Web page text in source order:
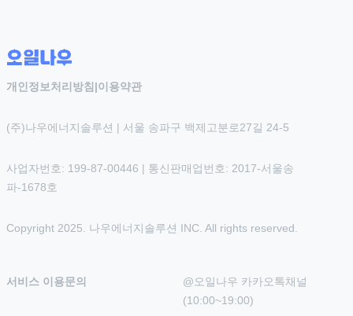
개인정보처리방침 |이용약관
(주)나우에너지솔루션 | 서울 송파구 백제고분로27길 24-5
사업자번호: 199-87-00446 | 통신판매업번호: 2017-서울송
파-1678호
Copyright 2025. 나우에너지솔루션 INC. All rights reserved.
서비스 이용문의
@오일나우 카카오톡채널
(10:00~19:00)